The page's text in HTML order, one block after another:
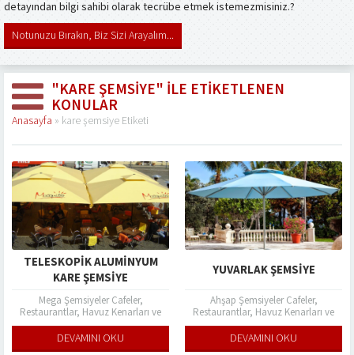
detayından bilgi sahibi olarak tecrübe etmek istemezmisiniz.?
Notunuzu Bırakın, Biz Sizi Arayalım...
"KARE ŞEMSIYE" ILE ETIKETLENEN
KONULAR
Anasayfa » kare şemsiye Etiketi
TELESKOPIK ALUMINYUM
KARE ŞEMSIYE
Mega Şemsiyeler Cafeler,
Restaurantlar, Havuz Kenarları ve
Bahçelerde güneş ışınları ve yağmur
damlaları gibi dış etkenlerle aranıza
girerek sizleri ve...
DEVAMINI OKU
YUVARLAK ŞEMSIYE
Ahşap Şemsiyeler Cafeler,
Restaurantlar, Havuz Kenarları ve
Bahçelerde güneş ışınları ve yağmur
damlaları gibi dış etkenlerle aranıza
girerek sizleri ve...
DEVAMINI OKU